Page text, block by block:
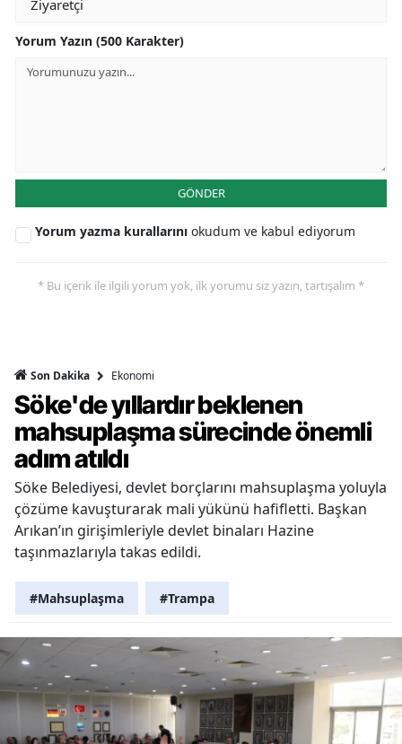
Yorum Yazın (500 Karakter)
GÖNDER
Yorum yazma kurallarını okudum ve kabul ediyorum
* Bu içerik ile ilgili yorum yok, ilk yorumu siz yazın, tartışalım *
Son Dakika Ekonomi
Söke'de yıllardır beklenen
mahsuplaşma sürecinde önemli
adım atıldı
Söke Belediyesi, devlet borçlarını mahsuplaşma yoluyla
çözüme kavuşturarak mali yükünü hafifletti. Başkan
Arıkan’ın girişimleriyle devlet binaları Hazine
taşınmazlarıyla takas edildi.
#Mahsuplaşma #Trampa